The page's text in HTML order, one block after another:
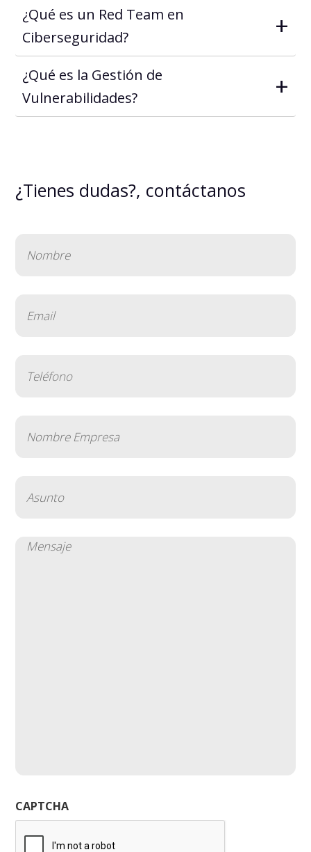
¿Qué es un Red Team en
Ciberseguridad?
+
¿Qué es la Gestión de
Vulnerabilidades?
+
¿Tienes dudas?, contáctanos
(Obligatorio)
(Obligatorio)
(Obligatorio)
Empresa
(Obligatorio)
Mensaje
CAPTCHA